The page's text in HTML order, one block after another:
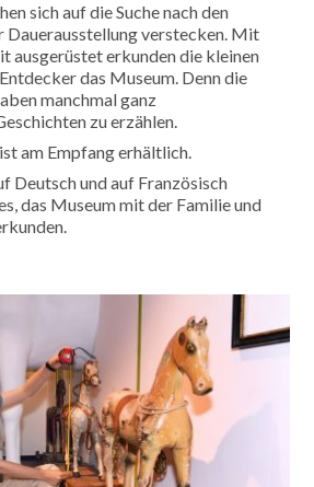
sich auf die Suche nach den
Dauerausstellung verstecken. Mit
ausgerüstet erkunden die kleinen
das Museum. Denn die
manchmal ganz
zu erzählen.
am Empfang erhältlich.
Deutsch und auf Französisch
das Museum mit der Familie und